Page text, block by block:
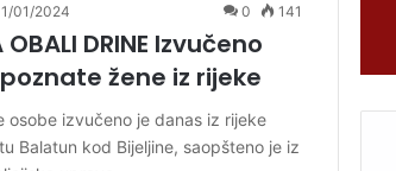
01/2024 0 141
OBALI DRINE Izvučeno
žene iz rijeke
osobe izvučeno je danas iz rijeke
Balatun kod Bijeljine, saopšteno je iz